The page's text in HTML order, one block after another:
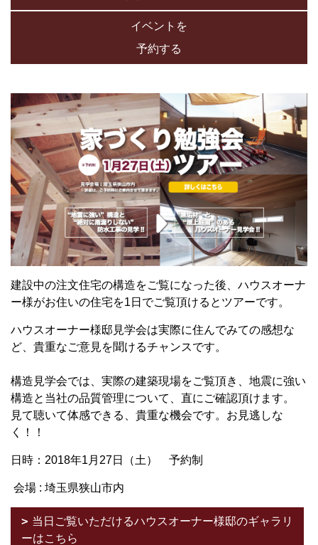
イベントを
予約する
建設中の注文住宅の構造をご覧になった後、ハウスオーナ
ー様がお住いの住宅を1日でご覧頂けるとツアーです。
ハウスオーナー様邸見学会は実際に住んでみての感想な
ど、貴重なご意見を聞けるチャンスです。
構造見学会では、実際の建築現場をご覧頂き、地震に強い
構造と当社の品質管理について、直にご確認頂けます。
見て聴いて体感できる、貴重な機会です。お見逃しな
く！！
日時：2018年1月27日（土） 予約制
会場 : 埼玉県狭山市内
当日ご覧いただけるハウスオーナー様邸のギャラリ
ーはこちら